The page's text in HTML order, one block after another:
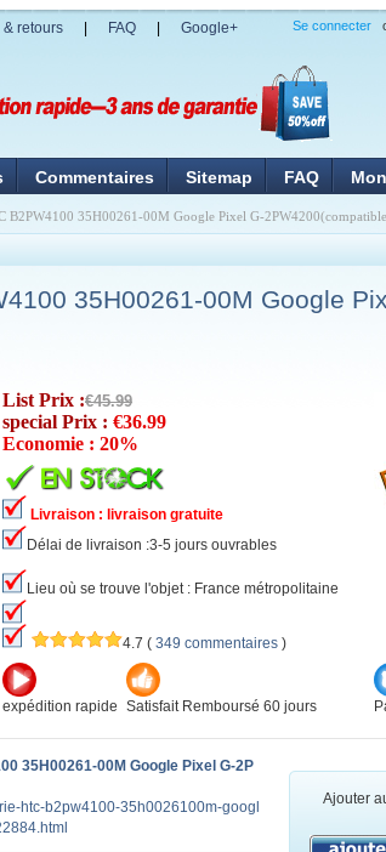
& retours FAQ Google+ Se connecter
Commentaires Sitemap FAQ
B2PW4100 35H00261-00M Google Pixel G-
35H00261-00M Google
List Prix :€45.99
special Prix : €36.99
Economie : 20%
Livraison : livraison gratuite
Délai de livraison :3-5 jours ouvrables
Lieu où se trouve l'objet : France métropolitaine
4.7 ( 349 commentaires )
expédition rapide Satisfait Remboursé 60 jours
Ajouter
35H00261-00M Google Pixel G-2P
htc-b2pw4100-35h0026100m-googl